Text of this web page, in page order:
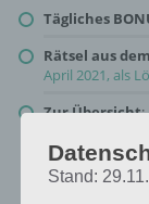
Tägliches
Rätsel aus
April 2021, als
Zur Übersicht:
Stand: